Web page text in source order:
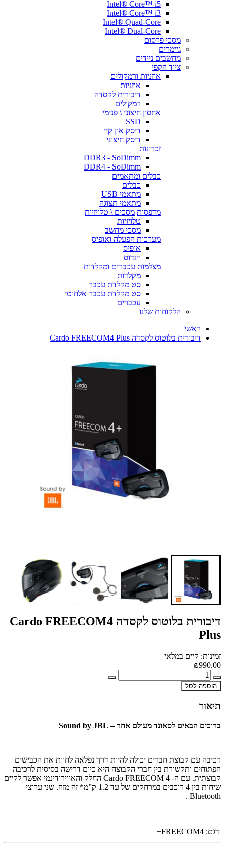
Intel® Core™ i5
Intel® Core™ i3
Intel® Quad-Core
Intel® Dual-Core
מסכי פרסום
גיימרים
מחשבים ניידים
ציוד הקפי
אוזניות ורמקולים
אוזניות
דיבורית לקסדה
רמקולים
אחסון חיצוני \ פנימי
SSD
דיסק און קיי
דיסק חיצוני
זכרונות
DDR3 - SoDimm
DDR4 - SoDimm
כבלים ומתאמים
כבלים
מתאמי USB
מתאמי תצוגה
מדפסות מסכים \ טלויזיות
טלויזיות
מסכי מחשב
מערכות הפעלה ואופיס
אופיס
וינדוס
מצלמות עכברים ומקלדות
מקלדות
סט מקלדת עכבר
סט מקלדת עכבר אלחוטי
עכברים
הלקוחות שלנו
ראשי
דיבורית בלוטוס לקסדה Cardo FREECOM4 Plus
דיבורית בלוטוס לקסדה Cardo FREECOM4
Plus
זמינות: קיים במלאי
₪990.00
הוספה לסל
תיאור
ברוכים הבאים לסאונד מעולם אחר – Sound by JBL
רכיבה עם קבוצת חברים יכולה להיות דרך נפלאה לחוות את הכבישים
הפתוחים ותקשורת בין חברי הקבוצה היא כיום דרישה בסיסית לרכיבה
קבוצתית. עם ה- Cardo FREECOM 4 החלק והאווירודינמי אפשר לקיים
שיחות בין 4 רוכבים במרחקים של עד 1.2 ק”מ* זה מזה. שני ערוצי
Bluetooth .
דגם: FREECOM4+